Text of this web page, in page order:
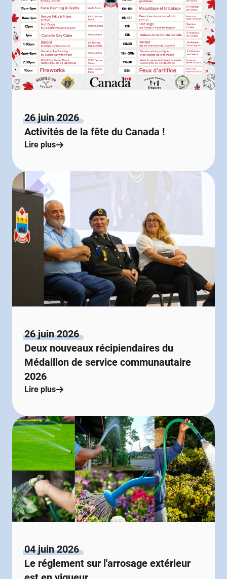
26 juin 2026
Activités de la fête du Canada !
Lire plus
26 juin 2026
Deux nouveaux récipiendaires du
Médaillon de service communautaire
2026
Lire plus
04 juin 2026
Le réglement sur l'arrosage extérieur